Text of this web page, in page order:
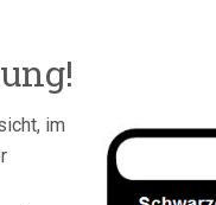
im